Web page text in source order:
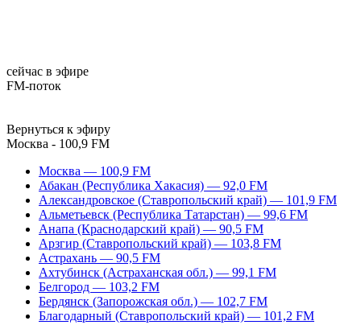
сейчас в эфире
FM-поток
Вернуться к эфиру
Москва - 100,9 FM
Москва — 100,9 FM
Абакан (Республика Хакасия) — 92,0 FM
Александровское (Ставропольский край) — 101,9 FM
Альметьевск (Республика Татарстан) — 99,6 FM
Анапа (Краснодарский край) — 90,5 FM
Арзгир (Ставропольский край) — 103,8 FM
Астрахань — 90,5 FM
Ахтубинск (Астраханская обл.) — 99,1 FM
Белгород — 103,2 FM
Бердянск (Запорожская обл.) — 102,7 FM
Благодарный (Ставропольский край) — 101,2 FM